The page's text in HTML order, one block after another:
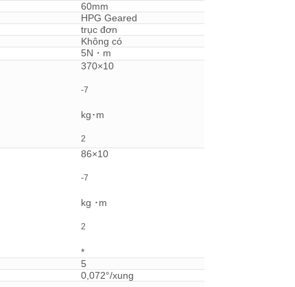
60mm
HPG Geared
trục đơn
Không có
5N・m
370×10
-7
kg･m
2
86×10
-7
kg ･m
2
*
5
0,072°/xung